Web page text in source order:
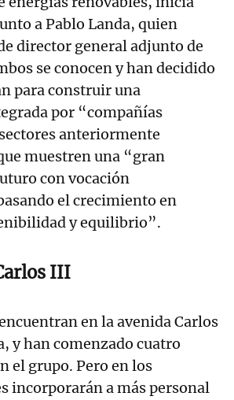
a Pablo Landa, quien
director general adjunto de
se conocen y han decidido
para construir una
por “compañías
anteriormente
muestren una “gran
con vocación
el crecimiento en
y equilibrio”.
III
en la avenida Carlos
y han comenzado cuatro
el grupo. Pero en los
incorporarán a más personal